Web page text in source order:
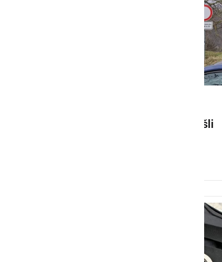
Na območju Ljutomera našli